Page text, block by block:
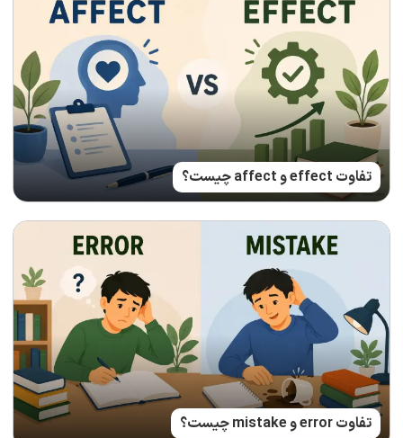
تفاوت effect و affect چیست؟
تفاوت error و mistake چیست؟